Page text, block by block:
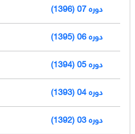
دوره 07 (1396)
دوره 06 (1395)
دوره 05 (1394)
دوره 04 (1393)
دوره 03 (1392)